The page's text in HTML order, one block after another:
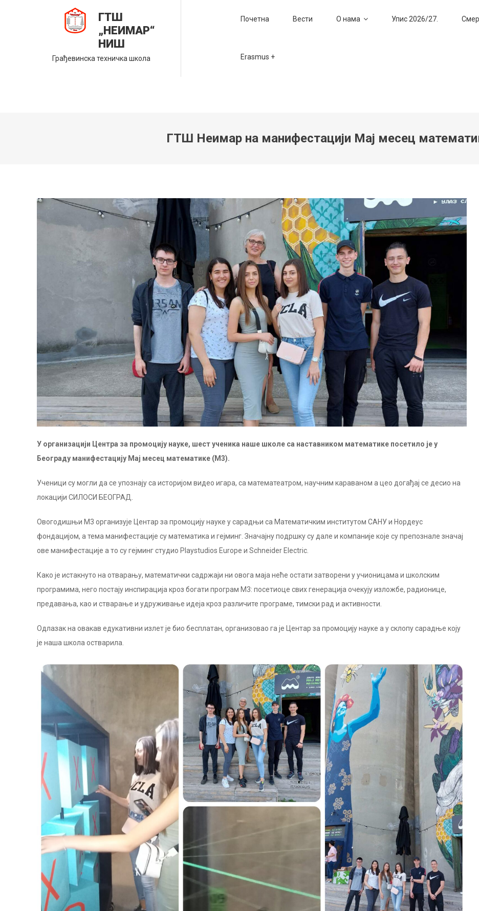
ГТШ
„НЕИМАР“
НИШ
Грађевинска техничка школа
Почетна Вести О нама Упис 2026/27.
Erasmus +
ГТШ Неимар на манифестацији Мај месец
У организацији Центра за промоцију науке, шест ученика наше школе са наставником математике посетило је у
Београду манифестацију Мај месец математике (М3).
Ученици су могли да се упознају са историјом видео игара, са математеатром, научним караваном а цео догађај се десио на
локацији СИЛОСИ БЕОГРАД.
Овогодишњи М3 организује Центар за промоцију науке у сарадњи са Математичким институтом САНУ и Нордеус
фондацијом, а тема манифестације су математика и гејминг. Значајну подршку су дале и компаније које су препознале значај
ове манифестације а то су гејминг студио Playstudios Europe и Schneider Electric.
Како је истакнуто на отварању, математички садржаји ни овога маја неће остати затворени у учионицама и школским
програмима, него постају инспирација кроз богати програм М3: посетиоце свих генерација очекују изложбе, радионице,
предавања, као и стварање и удруживање идеја кроз различите програме, тимски рад и активности.
Одлазак на овакав едукативни излет је био бесплатан, организовао га је Центар за промоцију науке а у склопу сарадње коју
је наша школа остварила.